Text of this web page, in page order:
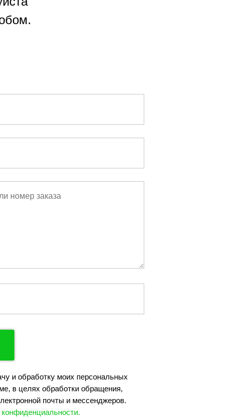
и обработку моих персональных
в целях обработки обращения,
почты и мессенджеров.